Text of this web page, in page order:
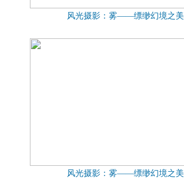
风光摄影：雾——缥缈幻境之美
风光摄影：雾——缥缈幻境之美